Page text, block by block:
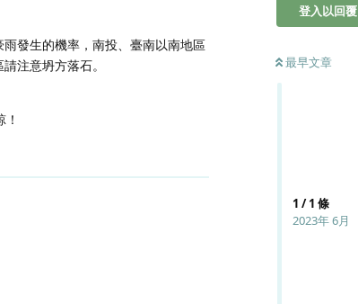
登入以回覆
最早文章
1 /1 條
2023年 6月
發生的機率，南投、臺南以南地區
注意坍方落石。